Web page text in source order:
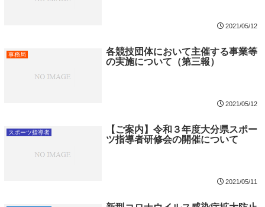
2021/05/12
事務局
各競技団体において主催する事業等
の実施について（第三報）
2021/05/12
スポーツ指導者
【ご案内】令和３年度大分県スポー
ツ指導者研修会の開催について
2021/05/11